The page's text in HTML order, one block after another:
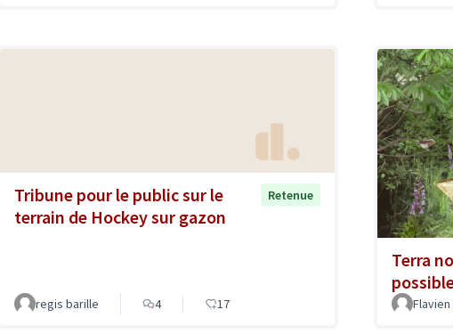
Tribune pour le public sur le
terrain de Hockey sur gazon
Retenue
regis barille 4 17
Terra